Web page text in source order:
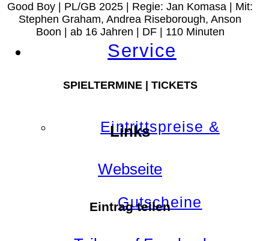
Service
Eintrittspreise &
Gutscheine
Good Boy | PL/GB 2025 | Regie: Jan Komasa | Mit:
Stephen Graham, Andrea Riseborough, Anson
Boon | ab 16 Jahren | DF | 110 Minuten
SPIELTERMINE | TICKETS
Links
Webseite
Eintrag teilen